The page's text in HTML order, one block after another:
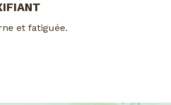
et fatiguée.